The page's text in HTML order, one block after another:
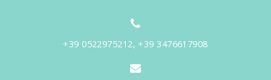
+39 0522975212, +39 3476617908